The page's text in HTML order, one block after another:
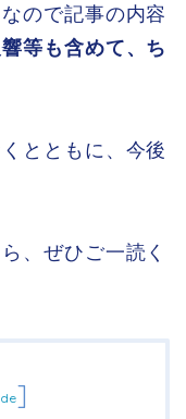
ので記事の内容
等も含めて、ち
とともに、今後
、ぜひご一読く
]